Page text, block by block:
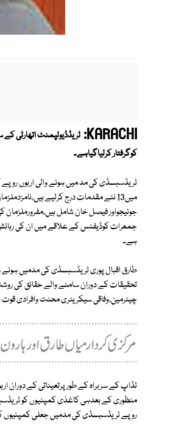
KARACHI:
کوگرفتار کرلیاگیاہے۔
میں13 نئے مقدمات درج کرلیے
جونیجواور فیصل خان شامل
جمعرات کوڈیفنس کے علاقے میں ان کی رہائش
ہے۔
چیئرمین،وفاقی سیکریٹری محنت وافرادی قوت
ٹڈاپ کے سربراہ کے طورپرتعیناتی کے
روپے ٹریڈسبسڈی کی مدمیں جعلی کمپنیوں کو دینے کے الزام